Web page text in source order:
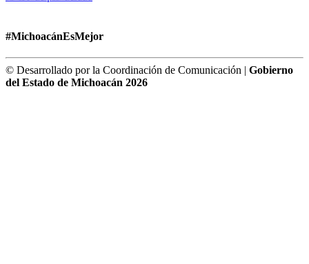
#MichoacánEsMejor
© Desarrollado por la Coordinación de Comunicación | Gobierno
del Estado de Michoacán 2026